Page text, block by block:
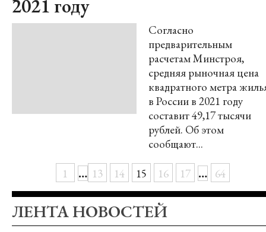
2021 году
Согласно
предварительным
расчетам Минстроя,
средняя рыночная цена
квадратного метра
в России в 2021 году
составит 49,17 тысячи
рублей. Об этом
сообщают...
1
… 13 14 15 16 17 … 64
ЛЕНТА НОВОСТЕЙ